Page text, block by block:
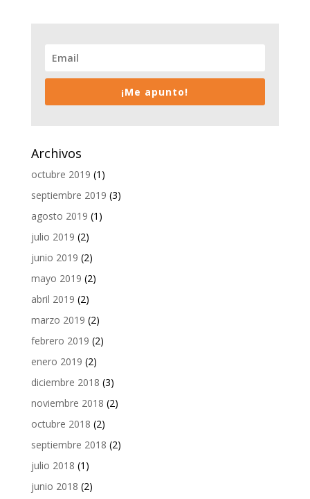
¡Me apunto!
Archivos
octubre 2019 (1)
septiembre 2019 (3)
agosto 2019 (1)
julio 2019 (2)
junio 2019 (2)
mayo 2019 (2)
abril 2019 (2)
marzo 2019 (2)
febrero 2019 (2)
enero 2019 (2)
diciembre 2018 (3)
noviembre 2018 (2)
octubre 2018 (2)
septiembre 2018 (2)
julio 2018 (1)
junio 2018 (2)